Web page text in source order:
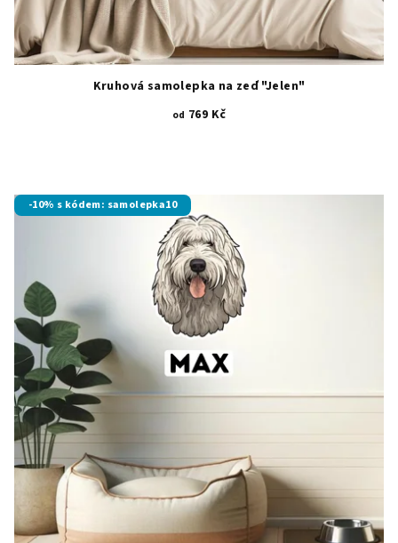
Kruhová samolepka na zeď "Jelen"
od 769 Kč
-10% s kódem: samolepka10